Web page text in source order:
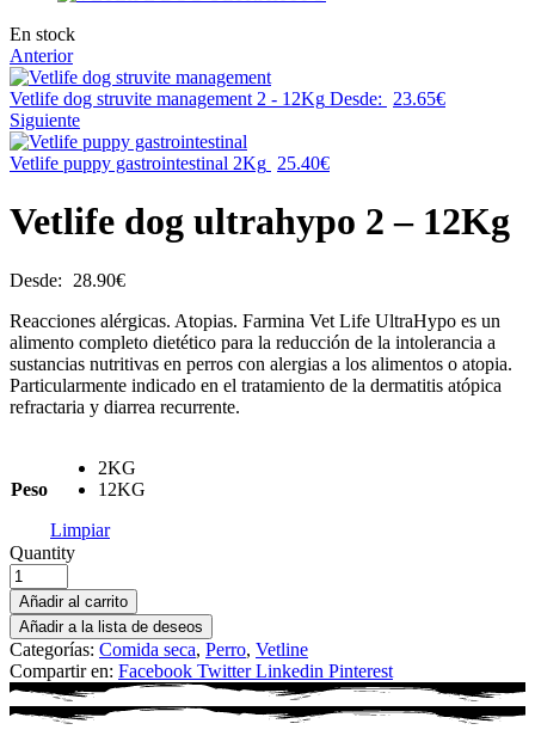
Availability:
En stock
Anterior
Vetlife dog struvite management 2 - 12Kg Desde: 23.65€
Siguiente
Vetlife puppy gastrointestinal 2Kg 25.40€
Vetlife dog ultrahypo 2 – 12Kg
Desde: 28.90€
Reacciones alérgicas. Atopias. Farmina Vet Life UltraHypo es un
alimento completo dietético para la reducción de la intolerancia a
sustancias nutritivas en perros con alergias a los alimentos o atopia.
Particularmente indicado en el tratamiento de la dermatitis atópica
refractaria y diarrea recurrente.
Peso
2KG
12KG
Limpiar
Quantity
Añadir al carrito
Añadir a la lista de deseos
Categorías: Comida seca, Perro, Vetline
Compartir en: Facebook Twitter Linkedin Pinterest